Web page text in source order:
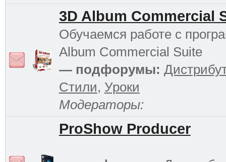
3D Album Commercial
Обучаемся работе с
Album Commercial Suite
— подфорумы:
Стили, Уроки
Модераторы:
ProShow Producer